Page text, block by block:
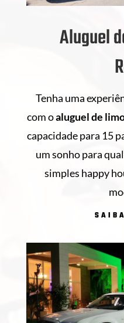
Aluguel
Tenha uma
com oaluguel de
capacidade para 15
um sonho para
simples happy